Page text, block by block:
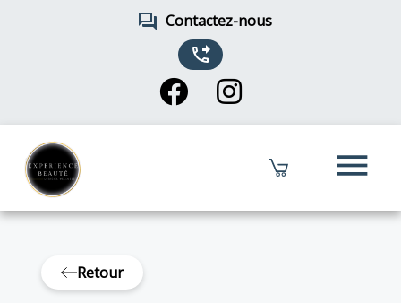
forum Contactez-nous
phone_forwarded
menu
Retour